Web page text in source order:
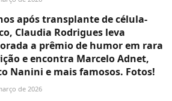
após transplante de célula-
Claudia Rodrigues leva
a prêmio de humor em rara
e encontra Marcelo Adnet,
Nanini e mais famosos. Fotos!
de 2026